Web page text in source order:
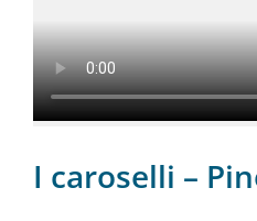
I caroselli –